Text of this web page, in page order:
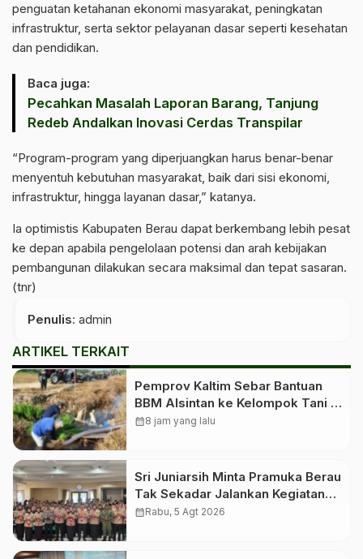
penguatan ketahanan ekonomi masyarakat, peningkatan
infrastruktur, serta sektor pelayanan dasar seperti kesehatan
dan pendidikan.
Baca juga:
Pecahkan Masalah Laporan Barang, Tanjung
Redeb Andalkan Inovasi Cerdas Transpilar
“Program-program yang diperjuangkan harus benar-benar
menyentuh kebutuhan masyarakat, baik dari sisi ekonomi,
infrastruktur, hingga layanan dasar,” katanya.
Ia optimistis Kabupaten Berau dapat berkembang lebih pesat
ke depan apabila pengelolaan potensi dan arah kebijakan
pembangunan dilakukan secara maksimal dan tepat sasaran.
(tnr)
Penulis: admin
ARTIKEL TERKAIT
Pemprov Kaltim Sebar Bantuan
BBM Alsintan ke Kelompok Tani di
10 Kabupaten dan Kota
calendar_month8 jam yang lalu
Sri Juniarsih Minta Pramuka Berau
Tak Sekadar Jalankan Kegiatan
Seremonial
calendar_monthRabu, 5 Agt 2026